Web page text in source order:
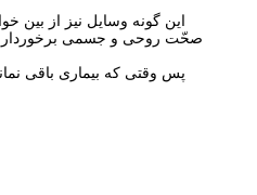
اين گونه وسايل نيز از بين
صحّت روحى و جسمى برخوردار
پس وقتى كه بيمارى باقى